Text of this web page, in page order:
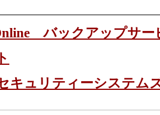
バックアップサー
キュリティーシステム